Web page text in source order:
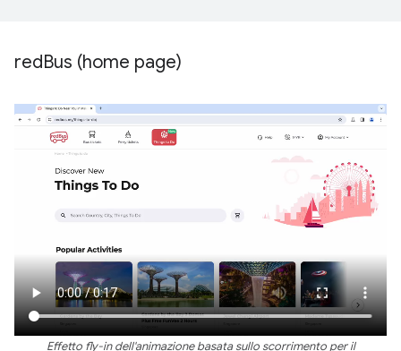
redBus (home page)
Effetto fly-in dell'animazione basata sullo scorrimento per il